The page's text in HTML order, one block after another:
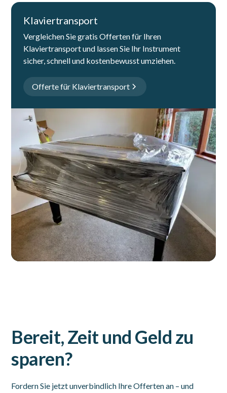
Klaviertransport
Vergleichen Sie gratis Offerten für Ihren
Klaviertransport und lassen Sie Ihr Instrument
sicher, schnell und kostenbewusst umziehen.
Offerte für Klaviertransport
Bereit, Zeit und Geld zu
sparen?
Fordern Sie jetzt unverbindlich Ihre Offerten an – und